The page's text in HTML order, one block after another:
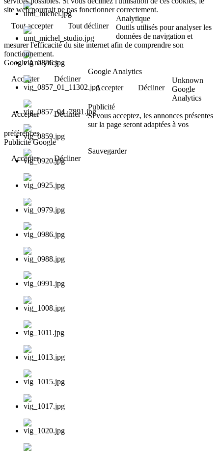
site web pourrait ne pas fonctionner correctement.
Tout accepter
Tout décliner
Analytique
Outils utilisés pour analyser les
données de navigation et
mesurer l'efficacité du site internet afin de comprendre son
fonctionnement.
Google Analytics
Accepter
Décliner
Google Analytics
Accepter
Décliner
Unknown
Google
Analytics
Accepter
Décliner
Publicité
Si vous acceptez, les annonces présentes
sur la page seront adaptées à vos
préférences.
Publicité Google
Accepter
Décliner
Sauvegarder